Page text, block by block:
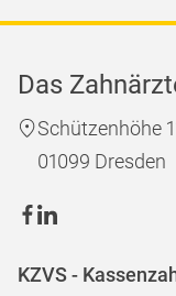
Das
Schützenhöhe
01099 Dresden
KZVS -